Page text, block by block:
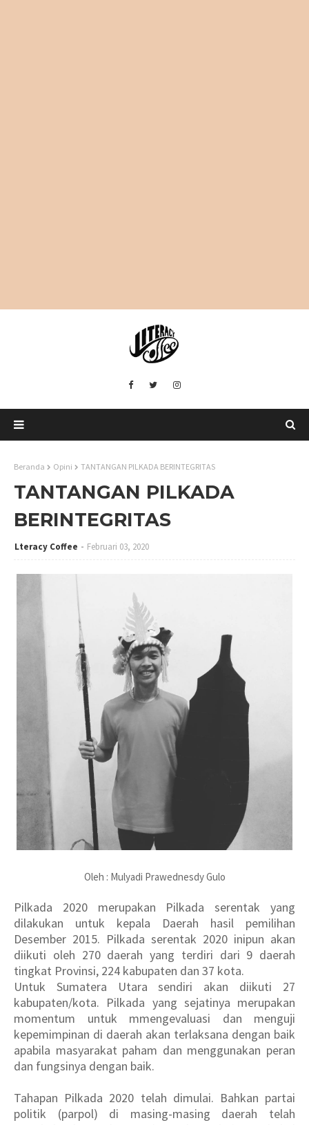
Beranda Opini TANTANGAN PILKADA BERINTEGRITAS
TANTANGAN PILKADA
BERINTEGRITAS
Lteracy Coffee Februari 03, 2020
Oleh : Mulyadi Prawednesdy Gulo
Pilkada 2020 merupakan Pilkada serentak yang
dilakukan untuk kepala Daerah hasil pemilihan
Desember 2015. Pilkada serentak 2020 inipun akan
diikuti oleh 270 daerah yang terdiri dari 9 daerah
tingkat Provinsi, 224 kabupaten dan 37 kota.
Untuk Sumatera Utara sendiri akan diikuti 27
kabupaten/kota. Pilkada yang sejatinya merupakan
momentum untuk mmengevaluasi dan menguji
kepemimpinan di daerah akan terlaksana dengan baik
apabila masyarakat paham dan menggunakan peran
dan fungsinya dengan baik.
Tahapan Pilkada 2020 telah dimulai. Bahkan partai
politik (parpol) di masing-masing daerah telah